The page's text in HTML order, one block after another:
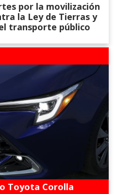
por la movilización
la Ley de Tierras y
transporte público
Toyota Corolla